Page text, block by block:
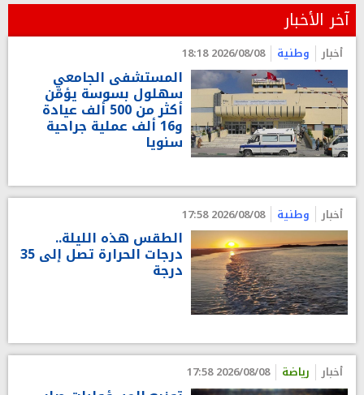
آخر الأخبار
أخبار وطنية 2026/08/08 18:18
المستشفى الجامعي
سهلول بسوسة يؤمّن
أكثر من 500 ألف عيادة
و16 ألف عملية جراحية
سنويا
أخبار وطنية 2026/08/08 17:58
الطقس هذه الليلة..
درجات الحرارة تصل إلى 35
درجة
أخبار رياضة 2026/08/08 17:58